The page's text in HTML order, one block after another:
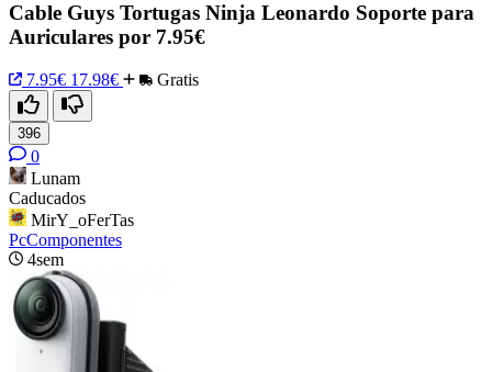
Cable Guys Tortugas Ninja Leonardo Soporte para
Auriculares por 7.95€
7.95€ 17.98€ Gratis
396
0
Lunam
Caducados
MirY_oFerTas
PcComponentes
4sem